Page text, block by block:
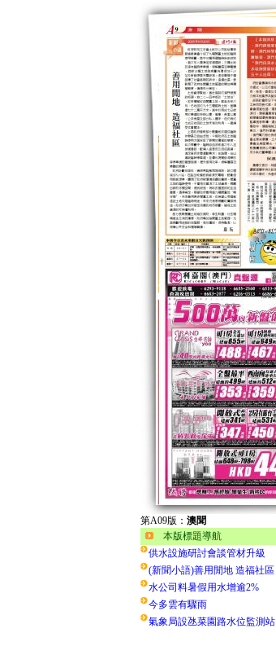
第A09版： 澳聞
本版標題導航
供水設施研討會談管材升級
(新聞小語)善用閒地 造福社區
水公司料暑假用水增逾2%
今多雲有驟雨
氣象局設氹菜園路水位監測站